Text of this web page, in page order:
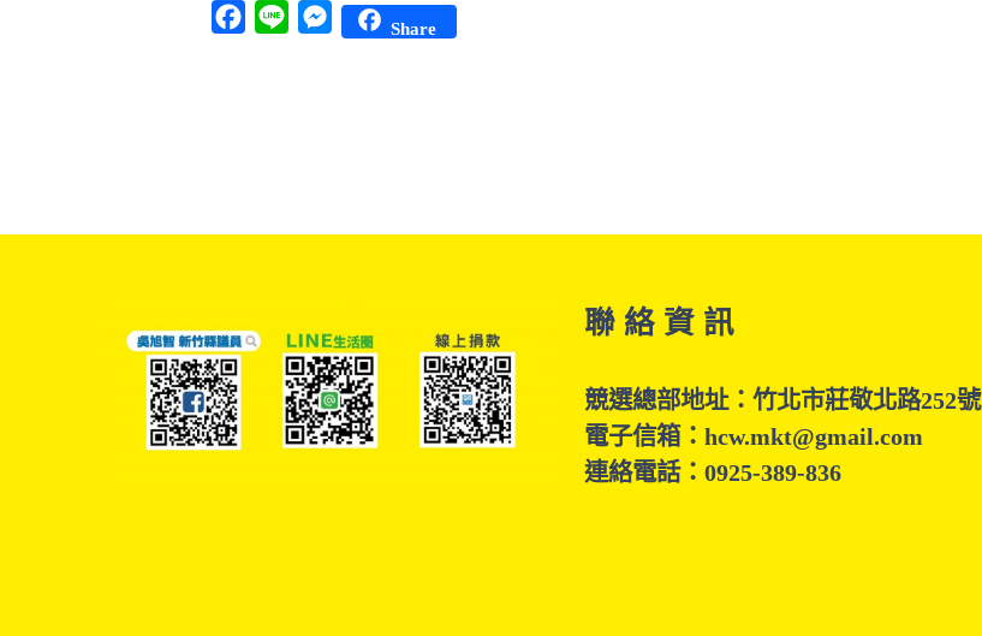
Facebook
Line Messenger
Share
聯 絡 資 訊
競選總部地址：竹北市莊敬北路252號
電子信箱：hcw.mkt@gmail.com
連絡電話：0925-389-836